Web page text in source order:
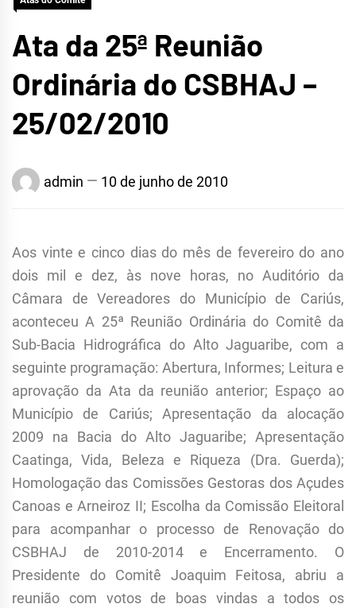
Ata da 25ª Reunião
Ordinária do CSBHAJ –
25/02/2010
admin 10 de junho de 2010
Aos vinte e cinco dias do mês de fevereiro do ano
dois mil e dez, às nove horas, no Auditório da
Câmara de Vereadores do Município de Cariús,
aconteceu A 25ª Reunião Ordinária do Comitê da
Sub-Bacia Hidrográfica do Alto Jaguaribe, com a
seguinte programação: Abertura, Informes; Leitura e
aprovação da Ata da reunião anterior; Espaço ao
Município de Cariús; Apresentação da alocação
2009 na Bacia do Alto Jaguaribe; Apresentação
Caatinga, Vida, Beleza e Riqueza (Dra. Guerda);
Homologação das Comissões Gestoras dos Açudes
Canoas e Arneiroz II; Escolha da Comissão Eleitoral
para acompanhar o processo de Renovação do
CSBHAJ de 2010-2014 e Encerramento. O
Presidente do Comitê Joaquim Feitosa, abriu a
reunião com votos de boas vindas a todos os